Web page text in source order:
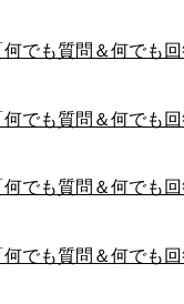
でも質問＆何でも
でも質問＆何でも
でも質問＆何でも
でも質問＆何でも